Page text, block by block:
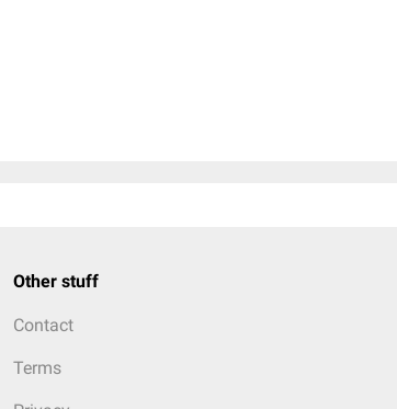
Other stuff
Contact
Terms